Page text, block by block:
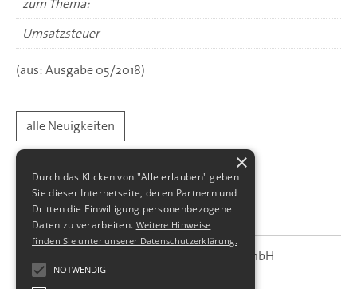
zum Thema:
Umsatzsteuer
(aus: Ausgabe 05/2018)
alle Neuigkeiten
SBS
SBS Richter, Trenner & Kollegen GmbH
Steuerberatungsgesellschaft
×
Durch das Klicken von "Alle erlauben" geben
Sie dieser Internetseite, deren Partnern und
Dritten die Einwilligung personenbezogene
Daten zu verarbeiten. Weitere Hinweise
finden Sie unter unserer Datenschutzerklärung.
NOTWENDIG